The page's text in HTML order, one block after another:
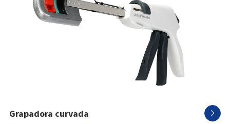
Grapadora curvada 